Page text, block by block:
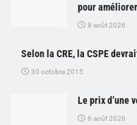
pour
8 août 2026
Selon la CRE, la CSPE
30 octobre 2015
Le prix d’une
6 août 2026